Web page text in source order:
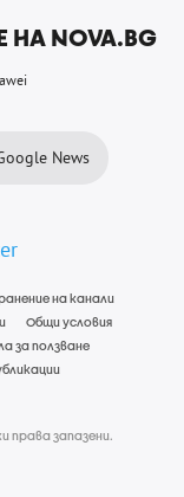
NOVA.BG
News
на канали
Общи условия
за ползване
права запазени.